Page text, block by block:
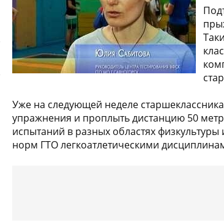
Уже на следующей неделе
упражнения и проплыть дистанцию 50
испытаний в разных областях
норм ГТО легкоатлетическими